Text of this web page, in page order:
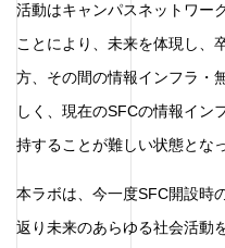
活動はキャンパスネットワー
ことにより、未来を体現し、
方、その間の情報インフラ・
しく、現在のSFCの情報イン
持することが難しい状態とな
本ラボは、今一度SFC開設時
返り未来のあらゆる社会活動